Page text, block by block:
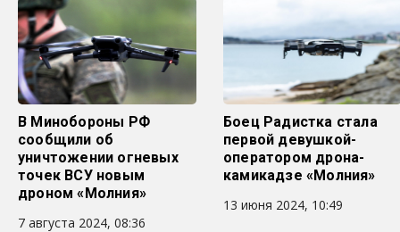
В Минобороны РФ
сообщили об
уничтожении огневых
точек ВСУ новым
дроном «Молния»
7 августа 2024, 08:36
Боец Радистка стала
первой девушкой-
оператором дрона-
камикадзе «Молния»
13 июня 2024, 10:49